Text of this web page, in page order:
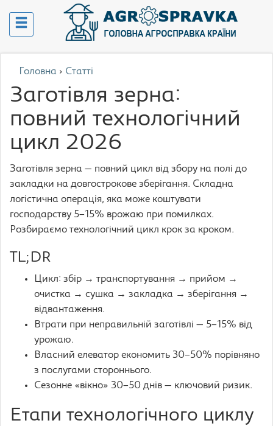
Головна › Статті
Заготівля зерна:
повний технологічний
цикл 2026
Заготівля зерна — повний цикл від збору на полі до
закладки на довгострокове зберігання. Складна
логістична операція, яка може коштувати
господарству 5–15% врожаю при помилках.
Розбираємо технологічний цикл крок за кроком.
TL;DR
Цикл: збір → транспортування → прийом →
очистка → сушка → закладка → зберігання →
відвантаження.
Втрати при неправильній заготівлі — 5–15% від
урожаю.
Власний елеватор економить 30–50% порівняно
з послугами стороннього.
Сезонне «вікно» 30–50 днів — ключовий ризик.
Етапи технологічного циклу